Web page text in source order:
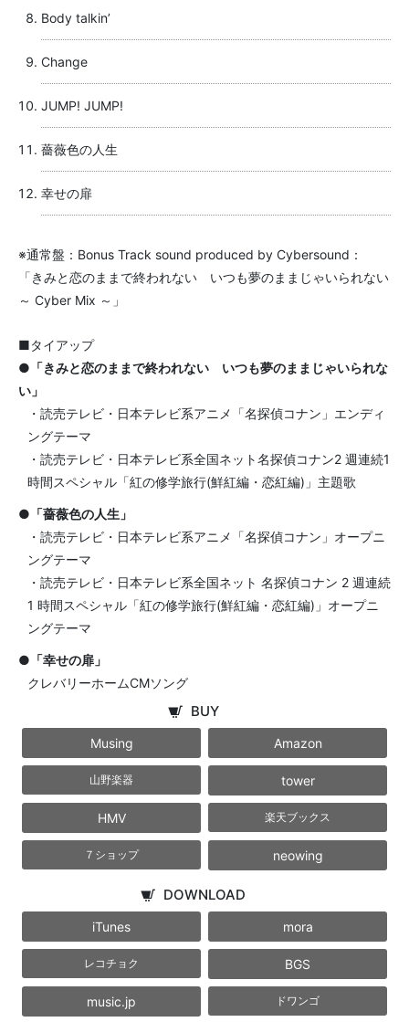
Body talkin’
Change
JUMP! JUMP!
薔薇色の人生
幸せの扉
※通常盤：Bonus Track sound produced by Cybersound：
「きみと恋のままで終われない いつも夢のままじゃいられない
～ Cyber Mix ～」
■タイアップ
●「きみと恋のままで終われない いつも夢のままじゃいられな
い」
・読売テレビ・日本テレビ系アニメ「名探偵コナン」エンディ
ングテーマ
・読売テレビ・日本テレビ系全国ネット名探偵コナン2 週連続1
時間スペシャル「紅の修学旅行(鮮紅編・恋紅編)」主題歌
●「薔薇色の人生」
・読売テレビ・日本テレビ系アニメ「名探偵コナン」オープニ
ングテーマ
・読売テレビ・日本テレビ系全国ネット 名探偵コナン 2 週連続
1 時間スペシャル「紅の修学旅行(鮮紅編・恋紅編)」オープニ
ングテーマ
●「幸せの扉」
クレバリーホームCMソング
BUY
Musing Amazon
山野楽器 tower
HMV 楽天ブックス
７ショップ neowing
DOWNLOAD
iTunes mora
レコチョク BGS
music.jp ドワンゴ